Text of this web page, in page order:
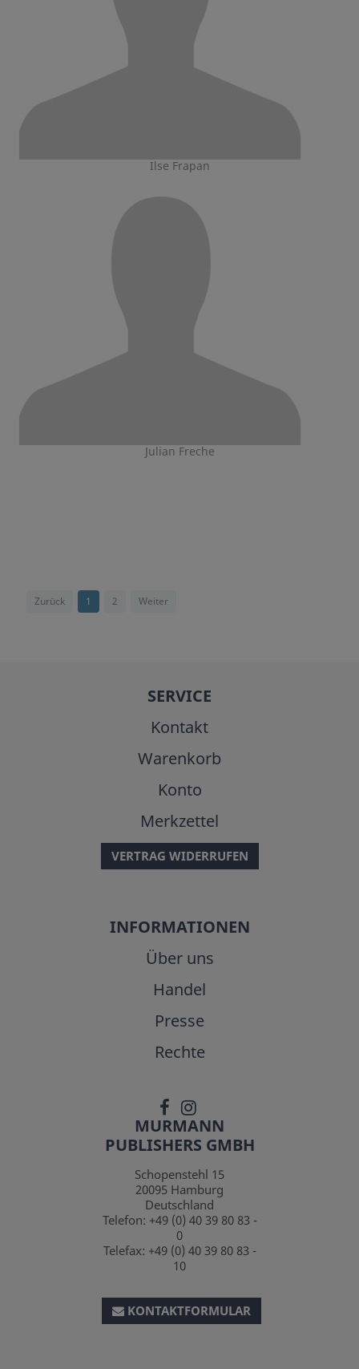
Ilse Frapan
Julian Freche
Zurück 1 2 Weiter
SERVICE
Kontakt
Warenkorb
Konto
Merkzettel
VERTRAG WIDERRUFEN
INFORMATIONEN
Über uns
Handel
Presse
Rechte
MURMANN
PUBLISHERS GMBH
Schopenstehl 15
20095 Hamburg
Deutschland
Telefon: +49 (0) 40 39 80 83 -
0
Telefax: +49 (0) 40 39 80 83 -
10
KONTAKTFORMULAR